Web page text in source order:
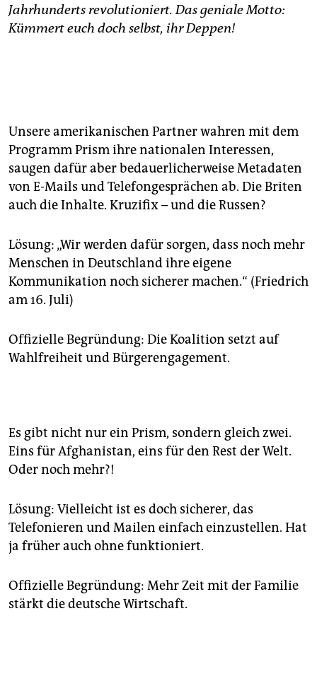
Jahrhunderts revolutioniert. Das geniale Motto:
Kümmert euch doch selbst, ihr Deppen!
Unsere amerikanischen Partner wahren mit dem
Programm Prism ihre nationalen Interessen,
saugen dafür aber bedauerlicherweise Metadaten
von E-Mails und Telefongesprächen ab. Die Briten
auch die Inhalte. Kruzifix – und die Russen?
Lösung: „Wir werden dafür sorgen, dass noch mehr
Menschen in Deutschland ihre eigene
Kommunikation noch sicherer machen.“ (Friedrich
am 16. Juli)
Offizielle Begründung: Die Koalition setzt auf
Wahlfreiheit und Bürgerengagement.
Es gibt nicht nur ein Prism, sondern gleich zwei.
Eins für Afghanistan, eins für den Rest der Welt.
Oder noch mehr?!
Lösung: Vielleicht ist es doch sicherer, das
Telefonieren und Mailen einfach einzustellen. Hat
ja früher auch ohne funktioniert.
Offizielle Begründung: Mehr Zeit mit der Familie
stärkt die deutsche Wirtschaft.